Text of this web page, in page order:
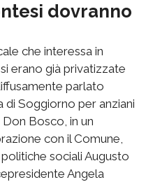
dovranno
che interessa in
erano già privatizzate
parlato
di Soggiorno per anziani
Bosco, in un
con il Comune,
sociali Augusto
Angela